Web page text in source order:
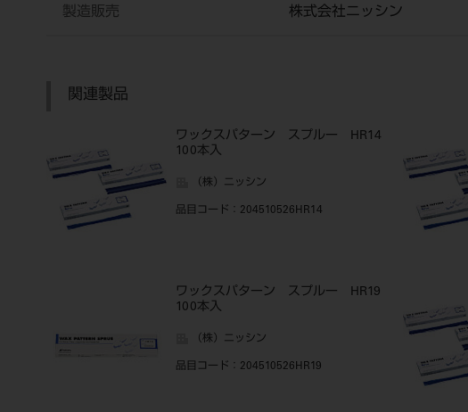
製造販売 株式会社ニッシン
関連製品
ワックスパターン スプルー HR14
100本入
（株）ニッシン
品目コード ：204510526HR14
ワックスパターン スプルー HR19
100本入
（株）ニッシン
品目コード ：204510526HR19